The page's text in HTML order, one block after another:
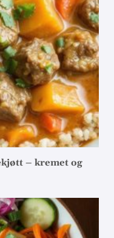
– kremet og